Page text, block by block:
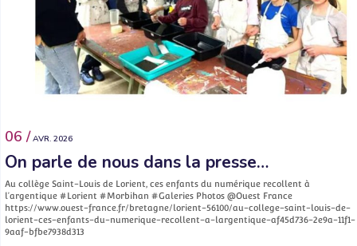
06 / AVR. 2026
On parle de nous dans la presse…
Au collège Saint-Louis de Lorient, ces enfants du numérique recollent à
l’argentique #Lorient #Morbihan #Galeries Photos @Ouest France
https://www.ouest-france.fr/bretagne/lorient-56100/au-college-saint-louis-de-
lorient-ces-enfants-du-numerique-recollent-a-largentique-af45d736-2e9a-11f1-
9aaf-bfbe7938d313